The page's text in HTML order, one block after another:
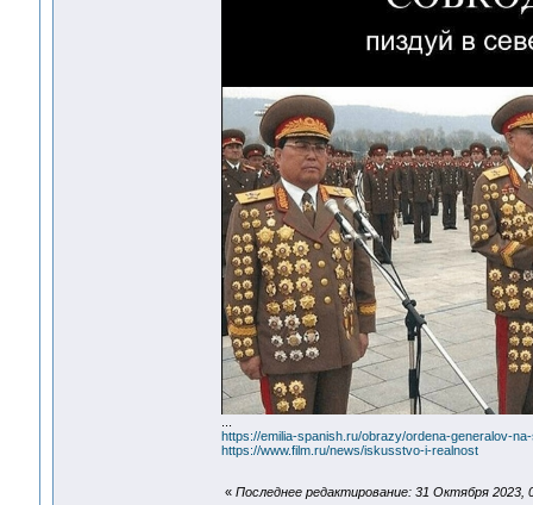
https://emilia-spanish.ru/obrazy/ordena-generalov-
https://www.film.ru/news/iskusstvo-i-realnost
« Последнее редактирование: 31 Октября 2023,